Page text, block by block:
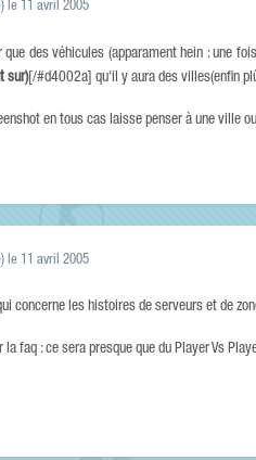
le 11 avril 2005
que des véhicules (apparament hein : une
sur)[/#d4002a] qu'il y aura des villes(enfin
en tous cas laisse penser à une ville
le 11 avril 2005
concerne les histoires de serveurs et de
la faq : ce sera presque que du Player Vs